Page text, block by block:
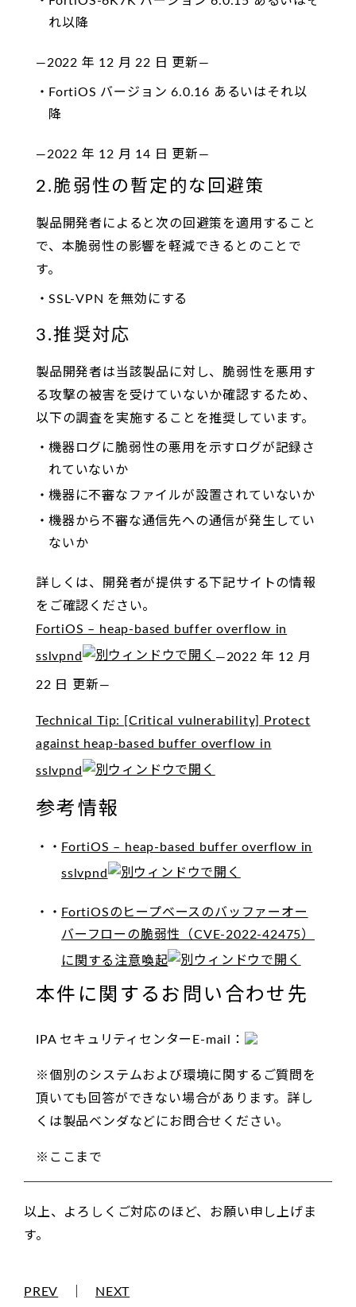
れ以降
—2022 年 12 月 22 日 更新—
FortiOS バージョン 6.0.16 あるいはそれ以
降
—2022 年 12 月 14 日 更新—
2.脆弱性の暫定的な回避策
製品開発者によると次の回避策を適用すること
で、本脆弱性の影響を軽減できるとのことで
す。
SSL-VPN を無効にする
3.推奨対応
製品開発者は当該製品に対し、脆弱性を悪用す
る攻撃の被害を受けていないか確認するため、
以下の調査を実施することを推奨しています。
機器ログに脆弱性の悪用を示すログが記録さ
れていないか
機器に不審なファイルが設置されていないか
機器から不審な通信先への通信が発生してい
ないか
詳しくは、開発者が提供する下記サイトの情報
をご確認ください。
FortiOS – heap-based buffer overflow in
sslvpnd —2022 年 12 月
22 日 更新—
Technical Tip: [Critical vulnerability] Protect
against heap-based buffer overflow in
sslvpnd
参考情報
FortiOS – heap-based buffer overflow in
sslvpnd
FortiOSのヒープベースのバッファーオー
バーフローの脆弱性（CVE-2022-42475）
に関する注意喚起
本件に関するお問い合わせ先
IPA セキュリティセンターE-mail：
※個別のシステムおよび環境に関するご質問を
頂いても回答ができない場合があります。詳し
くは製品ベンダなどにお問合せください。
※ここまで
以上、よろしくご対応のほど、お願い申し上げま
す。
PREV NEXT